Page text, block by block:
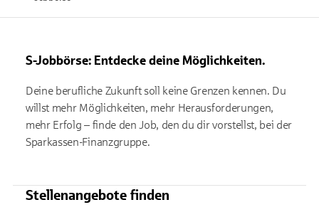
S-Jobbörse: Entdecke deine Möglichkeiten.
Deine berufliche Zukunft soll keine Grenzen kennen. Du
willst mehr Möglichkeiten, mehr Herausforderungen,
mehr Erfolg – finde den Job, den du dir vorstellst, bei der
Sparkassen-Finanzgruppe.
Stellenangebote finden